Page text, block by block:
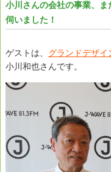
小川さんの会社の事業、
伺いました！
ゲストは、 グランドデザイ
小川和也さんです。